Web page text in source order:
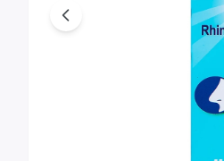
Previous